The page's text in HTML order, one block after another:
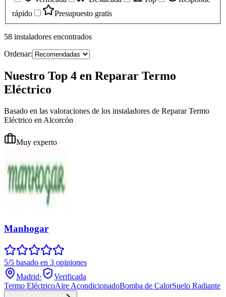
rápido
Presupuesto gratis
58 instaladores encontrados
Ordenar:
Nuestro Top 4 en Reparar Termo
Eléctrico
Basado en las valoraciones de los instaladores de Reparar Termo
Eléctrico en Alcorcón
Muy experto
Manhogar
5/5 basado en 3 opiniones
Madrid·
Verificada
Termo EléctricoAire AcondicionadoBomba de CalorSuelo Radiante